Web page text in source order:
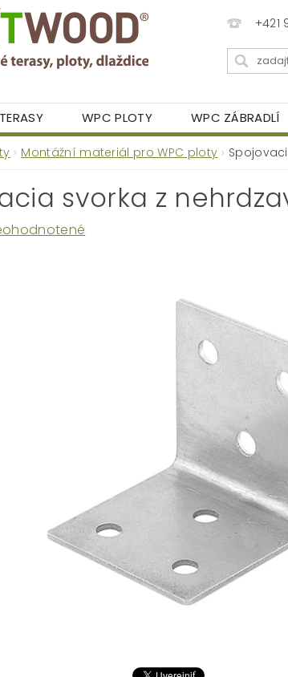
+421
WPC PLOTY WPC ZÁBRADLÍ
Montážní materiál pro WPC ploty
svorka z